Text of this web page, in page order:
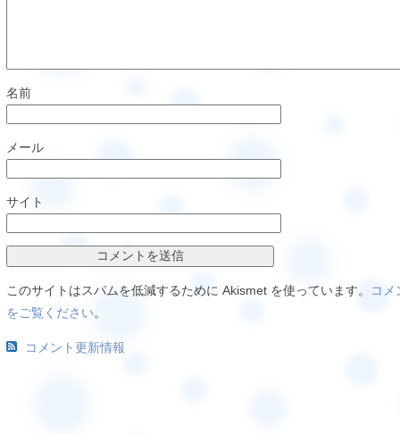
名前
メール
サイト
このサイトはスパムを低減するために Akismet を使っています。
コメ
をご覧ください。
コメント更新情報